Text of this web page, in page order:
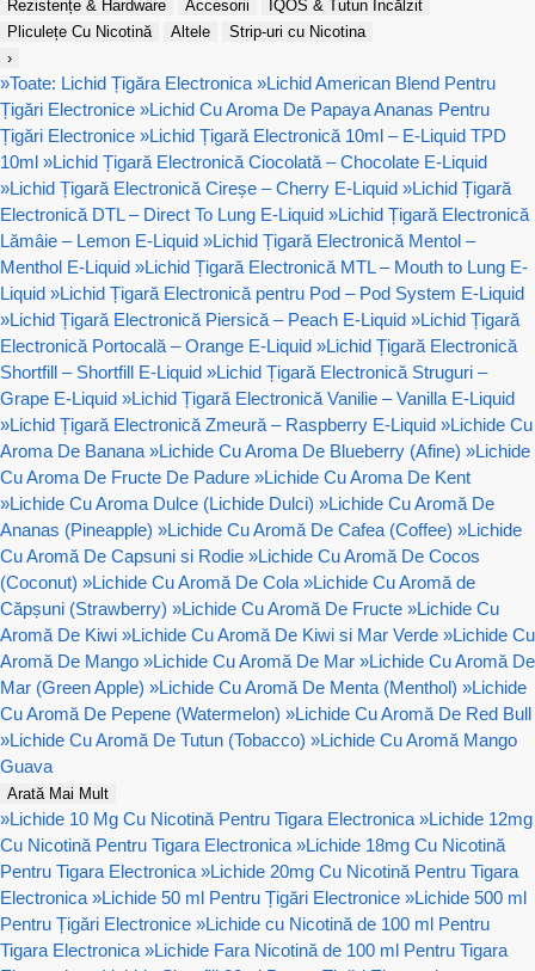
Rezistențe & Hardware
Accesorii
IQOS & Tutun Încălzit
Pliculețe Cu Nicotină
Altele
Strip-uri cu Nicotina
›
»Toate: Lichid Țigăra Electronica »Lichid American Blend Pentru
Țigări Electronice »Lichid Cu Aroma De Papaya Ananas Pentru
Țigări Electronice »Lichid Țigară Electronică 10ml – E-Liquid TPD
10ml »Lichid Țigară Electronică Ciocolată – Chocolate E-Liquid
»Lichid Țigară Electronică Cireșe – Cherry E-Liquid »Lichid Țigară
Electronică DTL – Direct To Lung E-Liquid »Lichid Țigară Electronică
Lămâie – Lemon E-Liquid »Lichid Țigară Electronică Mentol –
Menthol E-Liquid »Lichid Țigară Electronică MTL – Mouth to Lung E-
Liquid »Lichid Țigară Electronică pentru Pod – Pod System E-Liquid
»Lichid Țigară Electronică Piersică – Peach E-Liquid »Lichid Țigară
Electronică Portocală – Orange E-Liquid »Lichid Țigară Electronică
Shortfill – Shortfill E-Liquid »Lichid Țigară Electronică Struguri –
Grape E-Liquid »Lichid Țigară Electronică Vanilie – Vanilla E-Liquid
»Lichid Țigară Electronică Zmeură – Raspberry E-Liquid »Lichide Cu
Aroma De Banana »Lichide Cu Aroma De Blueberry (Afine) »Lichide
Cu Aroma De Fructe De Padure »Lichide Cu Aroma De Kent
»Lichide Cu Aroma Dulce (Lichide Dulci) »Lichide Cu Aromă De
Ananas (Pineapple) »Lichide Cu Aromă De Cafea (Coffee) »Lichide
Cu Aromă De Capsuni si Rodie »Lichide Cu Aromă De Cocos
(Coconut) »Lichide Cu Aromă De Cola »Lichide Cu Aromă de
Căpșuni (Strawberry) »Lichide Cu Aromă De Fructe »Lichide Cu
Aromă De Kiwi »Lichide Cu Aromă De Kiwi si Mar Verde »Lichide Cu
Aromă De Mango »Lichide Cu Aromă De Mar »Lichide Cu Aromă De
Mar (Green Apple) »Lichide Cu Aromă De Menta (Menthol) »Lichide
Cu Aromă De Pepene (Watermelon) »Lichide Cu Aromă De Red Bull
»Lichide Cu Aromă De Tutun (Tobacco) »Lichide Cu Aromă Mango
Guava
Arată Mai Mult
»Lichide 10 Mg Cu Nicotină Pentru Tigara Electronica »Lichide 12mg
Cu Nicotină Pentru Tigara Electronica »Lichide 18mg Cu Nicotină
Pentru Tigara Electronica »Lichide 20mg Cu Nicotină Pentru Tigara
Electronica »Lichide 50 ml Pentru Țigări Electronice »Lichide 500 ml
Pentru Țigări Electronice »Lichide cu Nicotină de 100 ml Pentru
Tigara Electronica »Lichide Fara Nicotină de 100 ml Pentru Tigara